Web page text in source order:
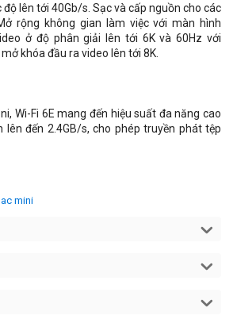
độ lên tới 40Gb/s. Sạc và cấp nguồn cho các
rộng không gian làm việc với màn hình
ở độ phân giải lên tới 6K và 60Hz với
khóa đầu ra video lên tới 8K.
Wi-Fi 6E mang đến hiệu suất đa năng cao
lên đến 2.4GB/s, cho phép truyền phát tệp
mini